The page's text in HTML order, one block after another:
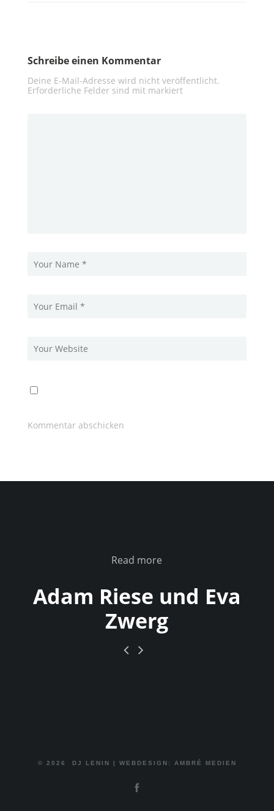
Schreibe einen Kommentar
Deine E-Mail-Adresse wird nicht veröffentlicht.
Erforderliche Felder sind mit markiert
Read more
Adam Riese und Eva
Zwerg
© 2026 DJ LENIN | WEBDESIGN: AMBRÉ MEDIEN